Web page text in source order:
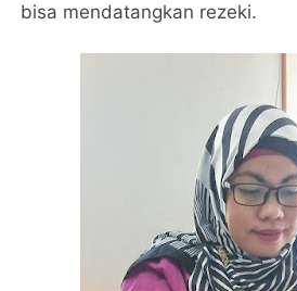
bisa mendatangkan rezeki.